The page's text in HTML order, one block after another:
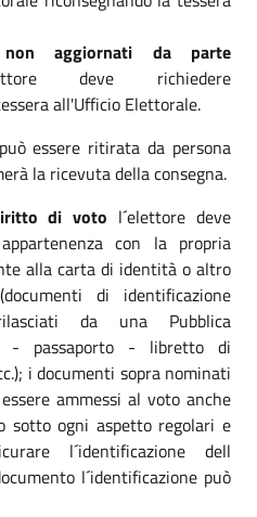
aggiornati da parte
deve richiedere
all'Ufficio Elettorale.
essere ritirata da persona
la ricevuta della consegna.
di voto l´elettore deve
con la propria
alla carta di identità o altro
di identificazione
da una Pubblica
- passaporto - libretto di
i documenti sopra nominati
ammessi al voto anche
sotto ogni aspetto regolari e
l´identificazione dell
l´identificazione può